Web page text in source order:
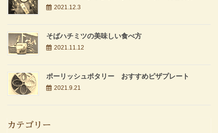
2021.12.3
そばハチミツの美味しい食べ方
2021.11.12
ポーリッシュポタリー おすすめピザプレート
2021.9.21
カテゴリー